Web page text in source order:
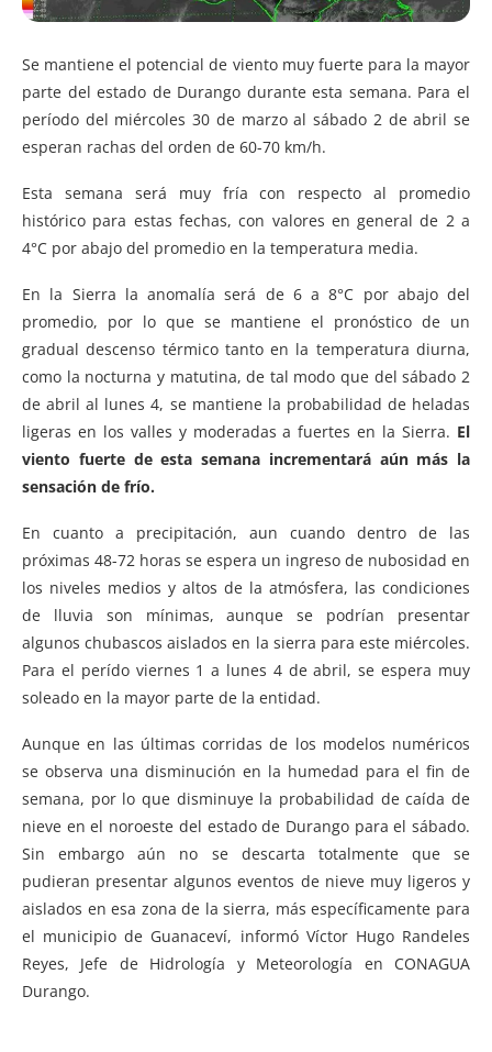
Se mantiene el potencial de viento muy fuerte para la mayor
parte del estado de Durango durante esta semana. Para el
período del miércoles 30 de marzo al sábado 2 de abril se
esperan rachas del orden de 60-70 km/h.
Esta semana será muy fría con respecto al promedio
histórico para estas fechas, con valores en general de 2 a
4°C por abajo del promedio en la temperatura media.
En la Sierra la anomalía será de 6 a 8°C por abajo del
promedio, por lo que se mantiene el pronóstico de un
gradual descenso térmico tanto en la temperatura diurna,
como la nocturna y matutina, de tal modo que del sábado 2
de abril al lunes 4, se mantiene la probabilidad de heladas
ligeras en los valles y moderadas a fuertes en la Sierra. El
viento fuerte de esta semana incrementará aún más la
sensación de frío.
En cuanto a precipitación, aun cuando dentro de las
próximas 48-72 horas se espera un ingreso de nubosidad en
los niveles medios y altos de la atmósfera, las condiciones
de lluvia son mínimas, aunque se podrían presentar
algunos chubascos aislados en la sierra para este miércoles.
Para el perído viernes 1 a lunes 4 de abril, se espera muy
soleado en la mayor parte de la entidad.
Aunque en las últimas corridas de los modelos numéricos
se observa una disminución en la humedad para el fin de
semana, por lo que disminuye la probabilidad de caída de
nieve en el noroeste del estado de Durango para el sábado.
Sin embargo aún no se descarta totalmente que se
pudieran presentar algunos eventos de nieve muy ligeros y
aislados en esa zona de la sierra, más específicamente para
el municipio de Guanaceví, informó Víctor Hugo Randeles
Reyes, Jefe de Hidrología y Meteorología en CONAGUA
Durango.